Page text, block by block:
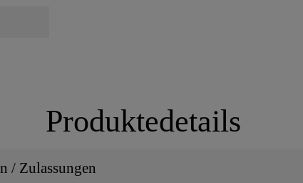
Produktedetails
/ Zulassungen